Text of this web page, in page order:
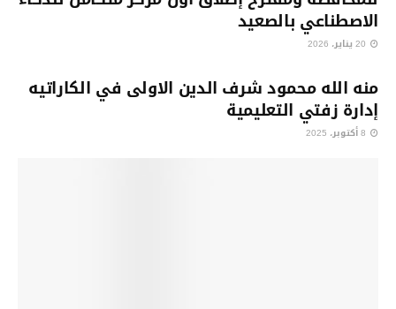
الاصطناعي بالصعيد
منه الله محمود شرف الدين الاولى في الكاراتيه
إدارة زفتي التعليمية